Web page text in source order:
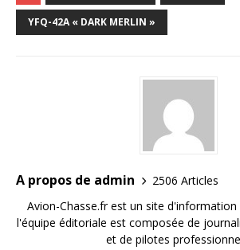
YFQ-42A « DARK MERLIN »
A propos de admin
2506 Articles
Avion-Chasse.fr est un site
l'équipe éditoriale est composée de
et de pilotes